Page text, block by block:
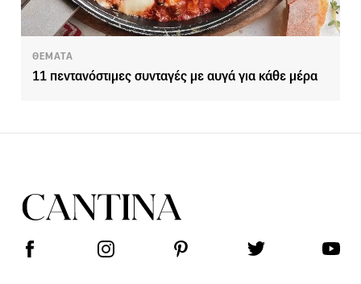
ΘΕΜΑΤΑ
11 πεντανόστιμες συνταγές με αυγά για κάθε μέρα